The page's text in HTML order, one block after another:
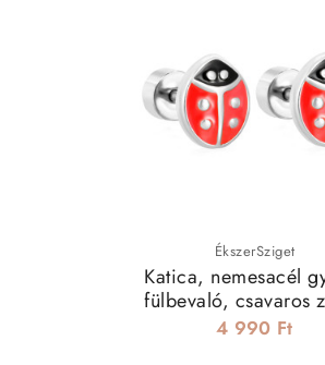
ÉkszerSziget
Katica, nemesacél
fülbevaló, csavaros
4 990 Ft